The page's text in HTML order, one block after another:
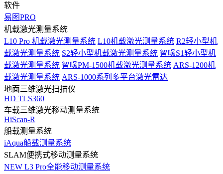
软件
易图PRO
机载激光测量系统
L10 Pro 机载激光测量系统 L10机载激光测量系统 R2轻小型机
载激光测量系统 S2轻小型机载激光测量系统 智喙S1轻小型机
载激光测量系统 智喙PM-1500机载激光测量系统 ARS-1200机
载激光测量系统 ARS-1000系列多平台激光雷达
地面三维激光扫描仪
HD TLS360
车载三维激光移动测量系统
HiScan-R
船载测量系统
iAqua船载测量系统
SLAM便携式移动测量系统
NEW L3 Pro全能移动测量系统